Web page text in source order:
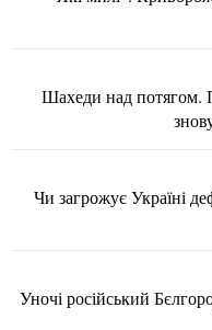
Шахеди над потягом.
Чи загрожує Україні
Уночі російський